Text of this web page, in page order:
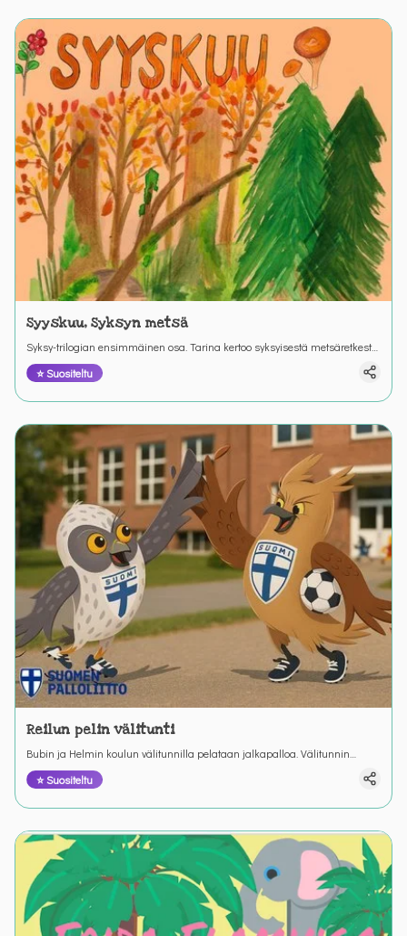
Syyskuu, Syksyn metsä
Syksy-trilogian ensimmäinen osa. Tarina kertoo syksyisestä metsäretkestä
ja retkeen valmistautumisesta. Värinautit.
⭐ Suositeltu
Reilun pelin välitunti
Bubin ja Helmin koulun välitunnilla pelataan jalkapalloa. Välitunnin
peleissä sattuu ja tapahtuu. Välillä pitää keksiä miten reilu pelaaminen
toteutuu.
⭐ Suositeltu